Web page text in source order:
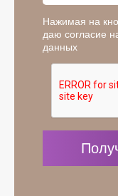
Нажимая на
даю согласие
данных